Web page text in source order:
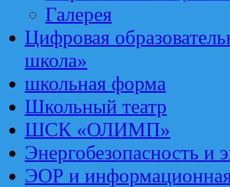
Галерея
Цифровая
школа»
школьная форма
Школьный театр
ШСК «ОЛИМП»
Энергобезопасность и
ЭОР и информационная